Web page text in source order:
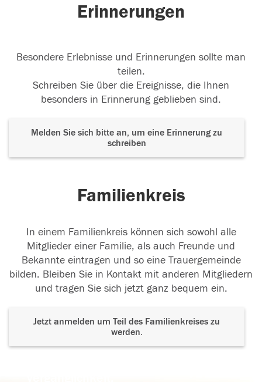
Erinnerungen
Besondere Erlebnisse und Erinnerungen sollte man
teilen.
Schreiben Sie über die Ereignisse, die Ihnen
besonders in Erinnerung geblieben sind.
Melden Sie sich bitte an, um eine Erinnerung zu
schreiben
Familienkreis
In einem Familienkreis können sich sowohl alle
Mitglieder einer Familie, als auch Freunde und
Bekannte eintragen und so eine Trauergemeinde
bilden. Bleiben Sie in Kontakt mit anderen Mitgliedern
und tragen Sie sich jetzt ganz bequem ein.
Jetzt anmelden um Teil des Familienkreises zu
werden.